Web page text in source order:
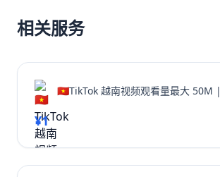
相关服务
🇻🇳TikTok 越南视频观看量最大 50M |
¥1